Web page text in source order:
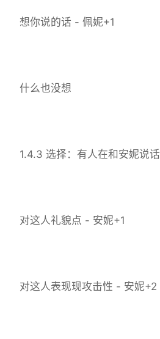
想你说的话 - 佩妮+1
什么也没想
1.4.3 选择：有人在和安妮说话
对这人礼貌点 - 安妮+1
对这人表现现攻击性 - 安妮+2